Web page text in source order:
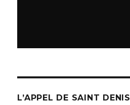
L’APPEL DE SAINT DENIS